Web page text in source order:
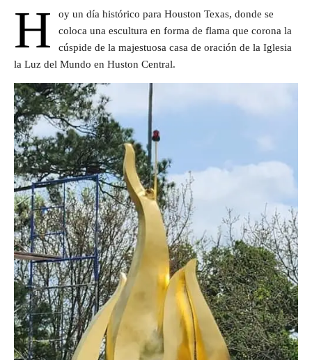
H
oy un día histórico para Houston Texas, donde se
coloca una escultura en forma de flama que corona la
cúspide de la majestuosa casa de oración de la Iglesia
la Luz del Mundo en Huston Central.